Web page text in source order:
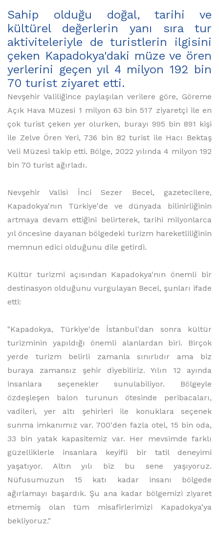
Sahip olduğu doğal, tarihi ve
kültürel değerlerin yanı sıra tur
aktiviteleriyle de turistlerin ilgisini
çeken Kapadokya'daki müze ve ören
yerlerini geçen yıl 4 milyon 192 bin
70 turist ziyaret etti.
Nevşehir Valiliğince paylaşılan verilere göre, Göreme
Açık Hava Müzesi 1 milyon 63 bin 517 ziyaretçi ile en
çok turist çeken yer olurken, burayı 995 bin 891 kişi
ile Zelve Ören Yeri, 736 bin 82 turist ile Hacı Bektaş
Veli Müzesi takip etti. Bölge, 2022 yılında 4 milyon 192
bin 70 turist ağırladı.
Nevşehir Valisi İnci Sezer Becel, gazetecilere,
Kapadokya'nın Türkiye'de ve dünyada bilinirliğinin
artmaya devam ettiğini belirterek, tarihi milyonlarca
yıl öncesine dayanan bölgedeki turizm hareketliliğinin
memnun edici olduğunu dile getirdi.
Kültür turizmi açısından Kapadokya'nın önemli bir
destinasyon olduğunu vurgulayan Becel, şunları ifade
etti:
"Kapadokya, Türkiye'de İstanbul'dan sonra kültür
turizminin yapıldığı önemli alanlardan biri. Birçok
yerde turizm belirli zamanla sınırlıdır ama biz
buraya zamansız şehir diyebiliriz. Yılın 12 ayında
insanlara seçenekler sunulabiliyor. Bölgeyle
özdeşleşen balon turunun ötesinde peribacaları,
vadileri, yer altı şehirleri ile konuklara seçenek
sunma imkanımız var. 700'den fazla otel, 15 bin oda,
33 bin yatak kapasitemiz var. Her mevsimde farklı
güzelliklerle insanlara keyifli bir tatil deneyimi
yaşatıyor. Altın yılı biz bu sene yaşıyoruz.
Nüfusumuzun 15 katı kadar insanı bölgede
ağırlamayı başardık. Şu ana kadar bölgemizi ziyaret
etmemiş olan tüm misafirlerimizi Kapadokya'ya
bekliyoruz."